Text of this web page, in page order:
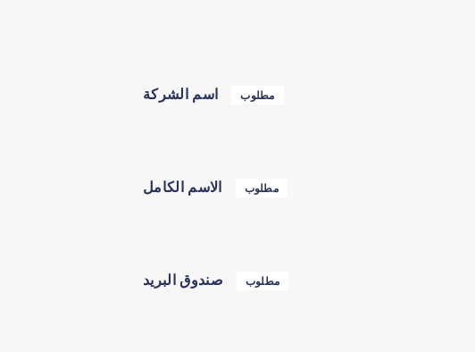
اسم الشركة مطلوب
الاسم الكامل مطلوب
صندوق البريد مطلوب